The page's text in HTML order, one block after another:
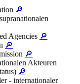
🔎
Agencies 🔎
🔎
🔎
Akteuren
🔎
- internationaler